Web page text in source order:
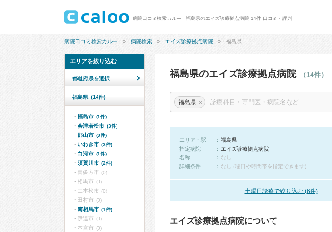
病院口コミ検索カルー - 福島県のエイズ診療拠点病院 14件 口コミ・評判
病院口コミ検索カルー 病院検索 エイズ診療拠点病院 福島県
福島県のエイズ診療拠点病院 （14件）
福島県 ×
エリア・駅
福島県
指定病院
エイズ診療拠点病院
名称
なし
詳細条件
なし (曜日や時間帯を指定できます)
土曜日診療で絞り込む (6件)
エイズ診療拠点病院について
エリアを絞り込む
都道府県を選択
福島県 (14件)
福島市 (1件)
会津若松市 (3件)
郡山市 (3件)
いわき市 (3件)
白河市 (1件)
須賀川市 (2件)
喜多方市 (0)
相馬市 (0)
二本松市 (0)
田村市 (0)
南相馬市 (1件)
伊達市 (0)
本宮市 (0)